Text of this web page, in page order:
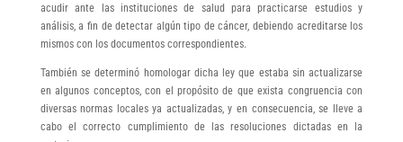
acudir ante las instituciones de salud para practicarse estudios y
análisis, a fin de detectar algún tipo de cáncer, debiendo acreditarse los
mismos con los documentos correspondientes.
También se determinó homologar dicha ley que estaba sin actualizarse
en algunos conceptos, con el propósito de que exista congruencia con
diversas normas locales ya actualizadas, y en consecuencia, se lleve a
cabo el correcto cumplimiento de las resoluciones dictadas en la